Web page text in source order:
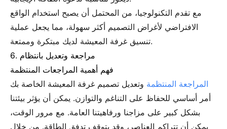
مع تقدم التكنولوجيا، من المحتمل أن يصبح استخدام الواقع
الافتراضي لأغراض التصميم أكثر سهولة، مما يجعل عملية
تنسيق غرفة المعيشة لديك مبتكرة وممتعة.
6. مراجعة وتعديل بانتظام
فهم أهمية المراجعات المنتظمة
المراجعة المنتظمة وتعديل تصميم غرفة المعيشة الخاصة بك
أمر أساسي للحفاظ على التناغم والتوازن. يمكن أن يؤثر بيئتنا
بشكل كبير على مزاجنا ورفاهيتنا العامة. مع مرور الوقت،
يمكن أن تتراكم العناصر، وقد يتوقف تدفق الطاقة. من خلال